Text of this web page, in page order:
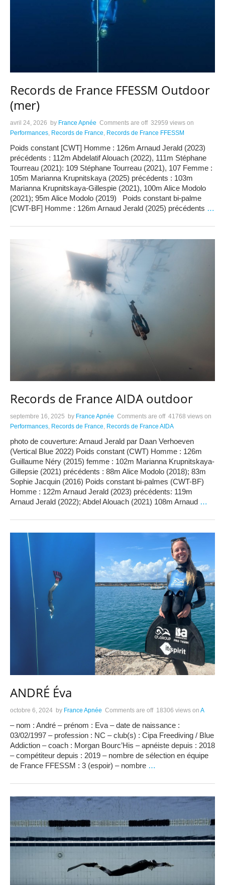
Records de France FFESSM Outdoor
(mer)
avril 24, 2026 by France Apnée Comments are off 32959 views on
Performances, Records de France, Records de France FFESSM
Poids constant [CWT] Homme : 126m Arnaud Jerald (2023)
précédents : 112m Abdelatif Alouach (2022), 111m Stéphane
Tourreau (2021): 109 Stéphane Tourreau (2021), 107 Femme :
105m Marianna Krupnitskaya (2025) précédents : 103m
Marianna Krupnitskaya-Gillespie (2021), 100m Alice Modolo
(2021); 95m Alice Modolo (2019) Poids constant bi-palme
[CWT-BF] Homme : 126m Arnaud Jerald (2025) précédents …
Records de France AIDA outdoor
septembre 16, 2025 by France Apnée Comments are off 41768 views on
Performances, Records de France, Records de France AIDA
photo de couverture: Arnaud Jerald par Daan Verhoeven
(Vertical Blue 2022) Poids constant (CWT) Homme : 126m
Guillaume Néry (2015) femme : 102m Marianna Krupnitskaya-
Gillepsie (2021) précédents : 88m Alice Modolo (2018); 83m
Sophie Jacquin (2016) Poids constant bi-palmes (CWT-BF)
Homme : 122m Arnaud Jerald (2023) précédents: 119m
Arnaud Jerald (2022); Abdel Alouach (2021) 108m Arnaud …
ANDRÉ Éva
octobre 6, 2024 by France Apnée Comments are off 18306 views on A
– nom : André – prénom : Eva – date de naissance :
03/02/1997 – profession : NC – club(s) : Cipa Freediving / Blue
Addiction – coach : Morgan Bourc’His – apnéiste depuis : 2018
– compétiteur depuis : 2019 – nombre de sélection en équipe
de France FFESSM : 3 (espoir) – nombre …